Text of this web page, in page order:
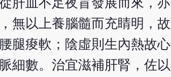
無以上養腦髓而充睛明，故
腿痠軟；陰虛則生內熱故
細數。治宜滋補肝腎，佐